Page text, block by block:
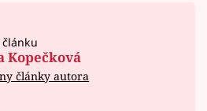
Kopečková
články autora